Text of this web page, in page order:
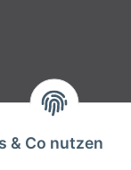
& Co nutzen